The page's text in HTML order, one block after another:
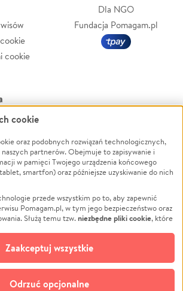
cookie
Dla NGO
Fundacja Pomagam.pl
Powódź
Wichura
NGO
Edukacja
Podróż
Impreza
Ochrona środowiska
Biznes
cookie
oraz podobnych rozwiązań technologicznych,
naszych partnerów. Obejmuje to zapisywanie i
w pamięci Twojego urządzenia końcowego
smartfon) oraz późniejsze uzyskiwanie do nich
przede wszystkim po to, aby zapewnić
Pomagam.pl, w tym jego bezpieczeństwo oraz
Służą temu tzw.niezbędne pliki cookie, które
opcjonalnych plików cookie
i retargetingowych. Możesz wyrazić
lub jej odmówić. W dowolnym momencie masz
preferencji na stronie „Zarządzaj zgodami cookie”,
w stopce serwisu Pomagam.pl. Opcjonalne pliki
Odrzuć opcjonalne
Zaakceptuj wszystkie